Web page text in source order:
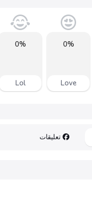
0%
Love
0%
Lol
تعليقات